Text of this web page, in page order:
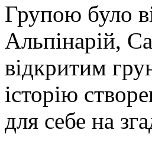
Групою було
Альпінарій,
відкритим
історію
для себе на